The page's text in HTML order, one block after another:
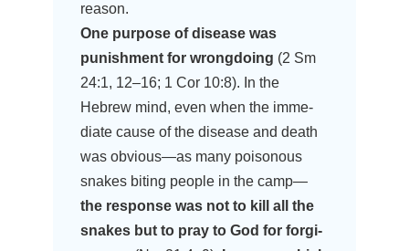
reason.
One pur­po­se of dise­a­se was
punish­ment for wrong­do­ing (2 Sm
24:1, 12–16; 1 Cor 10:8). In the
Hebrew mind, even when the imme­
dia­te cau­se of the dise­a­se and death
was obvious—as many poi­so­no­us
sna­kes biting peo­p­le in the camp—
the respon­se was not to kill all the
sna­kes but to pray to God for for­gi­